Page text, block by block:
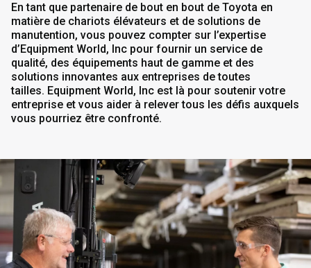
En tant que partenaire de bout en bout de Toyota en
matière de chariots élévateurs et de solutions de
manutention, vous pouvez compter sur l’expertise
d’Equipment World, Inc pour fournir un service de
qualité, des équipements haut de gamme et des
solutions innovantes aux entreprises de toutes
tailles. Equipment World, Inc est là pour soutenir votre
entreprise et vous aider à relever tous les défis auxquels
vous pourriez être confronté.